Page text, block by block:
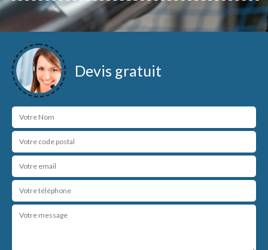
Devis gratuit